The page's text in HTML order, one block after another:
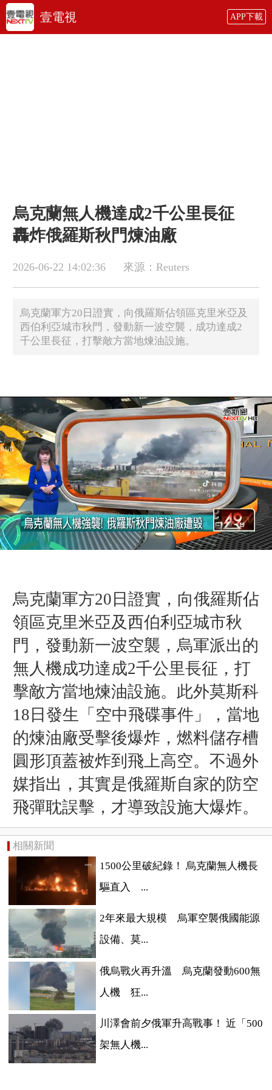
壹電視 APP下載
烏克蘭無人機達成2千公里長征
轟炸俄羅斯秋門煉油廠
2026-06-22 14:02:36 來源：Reuters
烏克蘭軍方20日證實，向俄羅斯佔領區克里米亞及
西伯利亞城市秋門，發動新一波空襲，成功達成2
千公里長征，打擊敵方當地煉油設施。
烏克蘭軍方20日證實，向俄羅斯佔
領區克里米亞及西伯利亞城市秋
門，發動新一波空襲，烏軍派出的
無人機成功達成2千公里長征，打
擊敵方當地煉油設施。此外莫斯科
18日發生「空中飛碟事件」，當地
的煉油廠受擊後爆炸，燃料儲存槽
圓形頂蓋被炸到飛上高空。不過外
媒指出，其實是俄羅斯自家的防空
飛彈耽誤擊，才導致設施大爆炸。
相關新聞
1500公里破紀錄！ 烏克蘭無人機長
驅直入 ...
2年來最大規模 烏軍空襲俄國能源
設備、莫...
俄烏戰火再升溫 烏克蘭發動600無
人機 狂...
川澤會前夕俄軍升高戰事！ 近「500
架無人機...